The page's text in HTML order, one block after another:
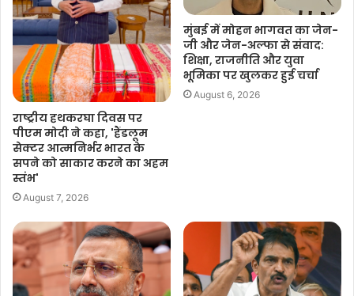
राष्ट्रीय हथकरघा दिवस पर
पीएम मोदी ने कहा, 'हैंडलूम
सेक्टर आत्मनिर्भर भारत के
सपने को साकार करने का अहम
स्तंभ'
August 7, 2026
मुंबई में मोहन भागवत का जेन-
जी और जेन-अल्फा से संवाद:
शिक्षा, राजनीति और युवा
भूमिका पर खुलकर हुई चर्चा
August 6, 2026